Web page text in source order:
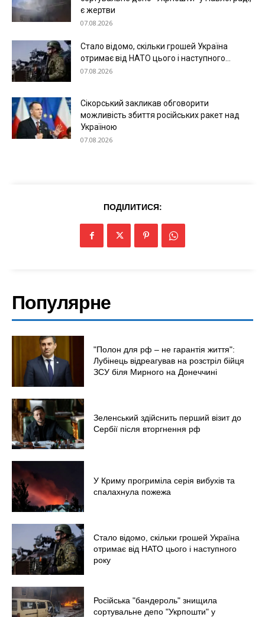
Економіка
Світ
Технології
Війна
є жертви
07.08.2026
Стало відомо, скільки грошей Україна
отримає від НАТО цього і наступного...
07.08.2026
Сікорський закликав обговорити
можливість збиття російських ракет над
Україною
07.08.2026
ПОДІЛИТИСЯ:
Популярне
"Полон для рф – не гарантія життя":
Лубінець відреагував на розстріл бійця
ЗСУ біля Мирного на Донеччині
Зеленський здійснить перший візит до
Сербії після вторгнення рф
У Криму прогриміла серія вибухів та
спалахнула пожежа
Стало відомо, скільки грошей Україна
отримає від НАТО цього і наступного
року
Російська "бандероль" знищила
сортувальне депо "Укрпошти" у